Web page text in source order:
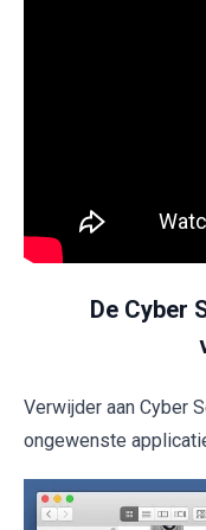
De Cyber
Verwijder aan Cyber
ongewenste